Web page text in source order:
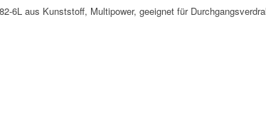
6L aus Kunststoff, Multipower, geeignet für